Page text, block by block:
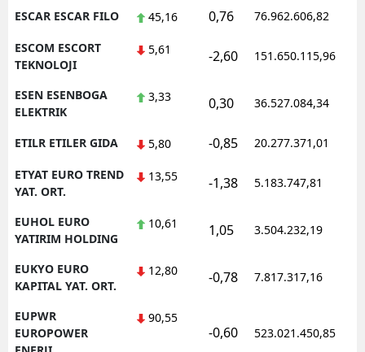
ESCAR ESCAR FILO 45,16 0,76 76.962.606,82
ESCOM ESCORT
TEKNOLOJI
5,61 -2,60 151.650.115,96
ESEN ESENBOGA
ELEKTRIK
3,33 0,30 36.527.084,34
ETILR ETILER GIDA 5,80 -0,85 20.277.371,01
ETYAT EURO TREND
YAT. ORT.
13,55 -1,38 5.183.747,81
EUHOL EURO
YATIRIM HOLDING
10,61 1,05 3.504.232,19
EUKYO EURO
KAPITAL YAT. ORT.
12,80 -0,78 7.817.317,16
EUPWR
EUROPOWER
90,55
-0,60 523.021.450,85